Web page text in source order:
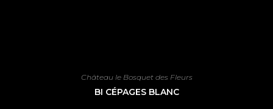
Château le Bosquet des Fleurs
BI CÉPAGES BLANC